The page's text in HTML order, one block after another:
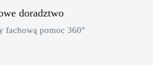
doradztwo
fachową pomoc 360°